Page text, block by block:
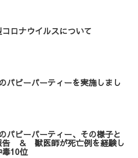
ロナウイルスについて
パピーパーティーを実施しまし
パピーパーティー、その様子と
告 ＆ 獣医師が死亡例を経験し
毒10位